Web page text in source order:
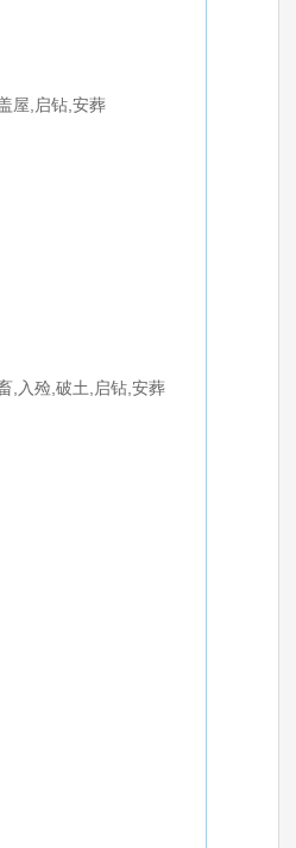
屋,启钻,安葬
,入殓,破土,启钻,安葬